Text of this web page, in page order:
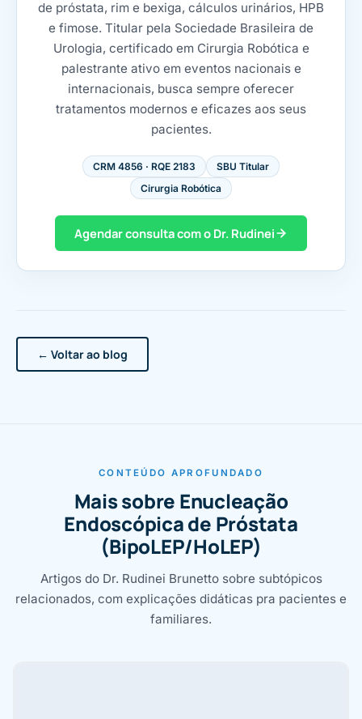
de próstata, rim e bexiga, cálculos urinários, HPB
e fimose. Titular pela Sociedade Brasileira de
Urologia, certificado em Cirurgia Robótica e
palestrante ativo em eventos nacionais e
internacionais, busca sempre oferecer
tratamentos modernos e eficazes aos seus
pacientes.
CRM 4856 · RQE 2183
SBU Titular
Cirurgia Robótica
Agendar consulta com o Dr. Rudinei
← Voltar ao blog
CONTEÚDO APROFUNDADO
Mais sobre Enucleação
Endoscópica de Próstata
(BipoLEP/HoLEP)
Artigos do Dr. Rudinei Brunetto sobre subtópicos
relacionados, com explicações didáticas pra pacientes e
familiares.